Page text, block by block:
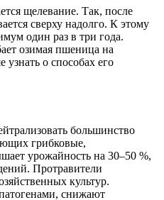
щелевание. Так, после
сверху надолго. К этому
один раз в три года.
озимая пшеница на
узнать о способах его
большинство
грибковые,
урожайность на 30–50 %,
Протравители
культур.
снижают